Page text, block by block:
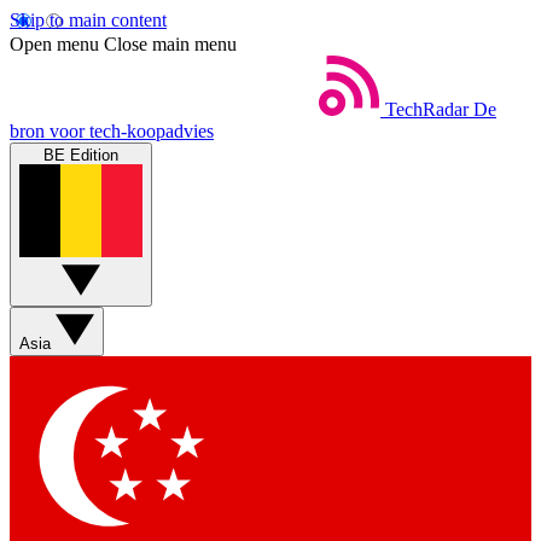
Skip to main content
Open menu Close main menu
TechRadar De
bron voor tech-koopadvies
BE Edition
Asia